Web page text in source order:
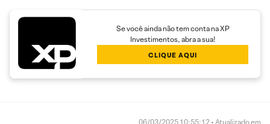
Se você ainda não tem conta na XP
Investimentos, abra a sua!
CLIQUE AQUI
06/03/2025 10:55:12 • Atualizado em